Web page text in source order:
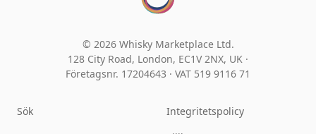
© 2026 Whisky Marketplace Ltd.
128 City Road, London, EC1V 2NX, UK ·
Företagsnr. 17204643 · VAT 519 9116 71
Sök
Integritetspolicy